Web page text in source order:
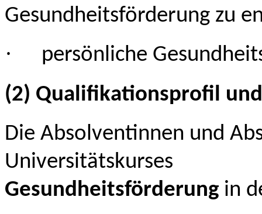
Gesundheitsförderung zu
·
persönliche
(2) Qualifikationsprofil
Die Absolventinnen und
Gesundheitsförderung in